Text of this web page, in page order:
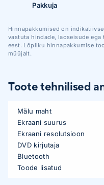
Pakkuja
Hinnapakkumised on
vastuta hindade, laoseisude
eest. Lõpliku hinnapakkumise
müüjalt.
Toote tehnilised
Mälu maht
Ekraani suurus
Ekraani resolutsioon
DVD kirjutaja
Bluetooth
Toode lisatud